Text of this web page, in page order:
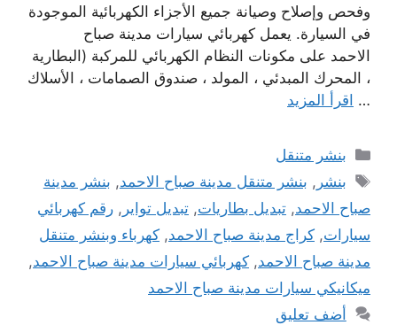
وفحص وإصلاح وصيانة جميع الأجزاء الكهربائية الموجودة
في السيارة. يعمل كهربائي سيارات مدينة صباح
الاحمد على مكونات النظام الكهربائي للمركبة (البطارية
، المحرك المبدئي ، المولد ، صندوق الصمامات ، الأسلاك
… اقرأ المزيد
التصنيفات
بنشر متنقل
الوسوم
بنشر , بنشر متنقل مدينة صباح الاحمد, بنشر مدينة
صباح الاحمد, تبديل بطاريات, تبديل تواير , رقم كهربائي
سيارات, كراج مدينة صباح الاحمد, كهرباء وبنشر متنقل
مدينة صباح الاحمد, كهربائي سيارات مدينة صباح الاحمد,
ميكانيكي سيارات مدينة صباح الاحمد
أضف تعليق